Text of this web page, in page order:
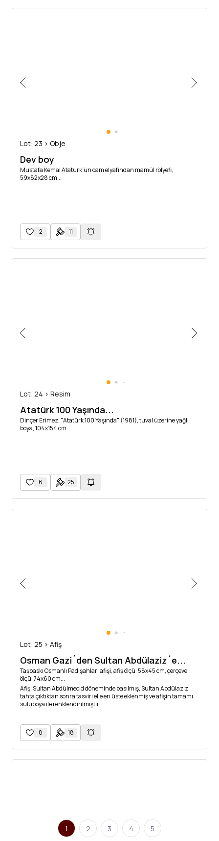
Lot: 23 > Obje
Dev boy
Mustafa Kemal Atatürk’ün cam elyafından mamül rölyefi,
59x82x28 cm...
2 11
Lot: 24 > Resim
Atatürk 100 Yaşında...
Dinçer Erimez, "Atatürk 100 Yaşında" (1981), tuval üzerine yağlı
boya, 104x154 cm...
6 25
Lot: 25 > Afiş
Osman Gazi´den Sultan Abdülaziz´e...
Taşbaskı Osmanlı Padişahları afişi, afiş ölçü: 58x45 cm, çerçeve
ölçü: 74x60 cm...
Afiş; Sultan Abdülmecid döneminde basılmış, Sultan Abdülaziz
tahta çıktıktan sonra tasviri elle en üste eklenmiş ve afişin tamamı
suluboya ile renklendirilmiştir.
8 18
1 2 3 4 5